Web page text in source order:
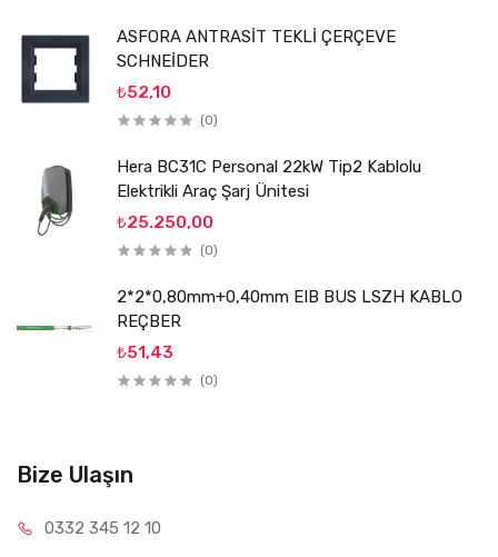
ASFORA ANTRASİT TEKLİ ÇERÇEVE
SCHNEİDER
₺52,10
(0)
Hera BC31C Personal 22kW Tip2 Kablolu
Elektrikli Araç Şarj Ünitesi
₺25.250,00
(0)
2*2*0,80mm+0,40mm EIB BUS LSZH KABLO
REÇBER
₺51,43
(0)
Bize Ulaşın
0332 345 12 10